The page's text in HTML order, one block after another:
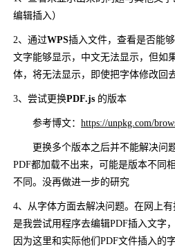
编辑插入）
2、通过WPS插入文件，查看是否能
文字能够显示，中文无法显示，但如
体，将无法显示，即使把字体修改回
3、尝试更换PDF.js 的版本
参考博文： https://unpkg.com/
更换多个版本之后并不能解决问
PDF都加载不出来，可能是版本不同
不同。没再做进一步的研究
4、从字体方面去解决问题。在网上
是我尝试用程序去编辑PDF插入文字
因为这里和实际他们PDF文件插入的